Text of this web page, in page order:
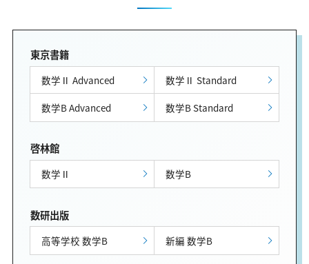
東京書籍
数学Ⅱ Advanced
数学Ⅱ Standard
数学B Advanced
数学B Standard
啓林館
数学Ⅱ 数学B
数研出版
高等学校 数学B 新編 数学B